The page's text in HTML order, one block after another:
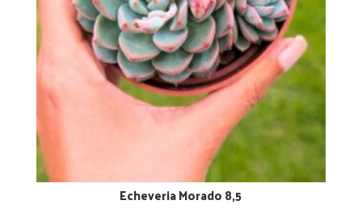
Echeveria Morado 8,5